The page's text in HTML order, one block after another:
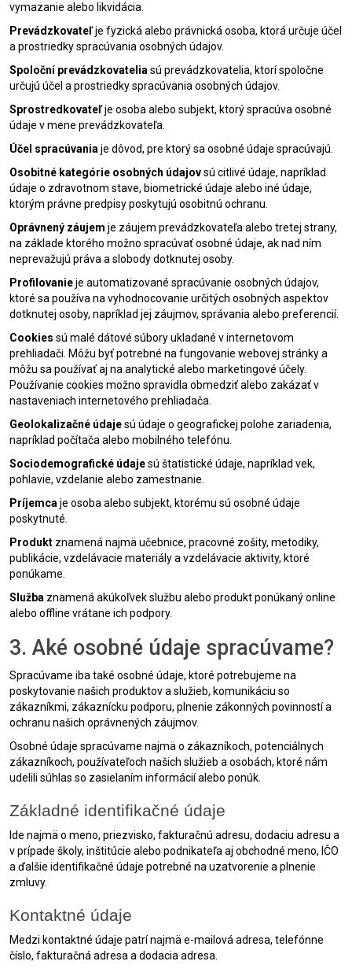
vymazanie alebo likvidácia.
Prevádzkovateľje fyzická alebo právnická osoba, ktorá určuje účel
a prostriedky spracúvania osobných údajov.
Spoloční prevádzkovatelia sú prevádzkovatelia, ktorí spoločne
určujú účel a prostriedky spracúvania osobných údajov.
Sprostredkovateľje osoba alebo subjekt, ktorý spracúva osobné
údaje v mene prevádzkovateľa.
Účel spracúvania je dôvod, pre ktorý sa osobné údaje spracúvajú.
Osobitné kategórie osobných údajovsú citlivé údaje, napríklad
údaje o zdravotnom stave, biometrické údaje alebo iné údaje,
ktorým právne predpisy poskytujú osobitnú ochranu.
Oprávnený záujem je záujem prevádzkovateľa alebo tretej strany,
na základe ktorého možno spracúvať osobné údaje, ak nad ním
neprevažujú práva a slobody dotknutej osoby.
Profilovanieje automatizované spracúvanie osobných údajov,
ktoré sa používa na vyhodnocovanie určitých osobných aspektov
dotknutej osoby, napríklad jej záujmov, správania alebo preferencií.
Cookies sú malé dátové súbory ukladané v internetovom
prehliadači. Môžu byť potrebné na fungovanie webovej stránky a
môžu sa používať aj na analytické alebo marketingové účely.
Používanie cookies možno spravidla obmedziť alebo zakázať v
nastaveniach internetového prehliadača.
Geolokalizačné údajesú údaje o geografickej polohe zariadenia,
napríklad počítača alebo mobilného telefónu.
Sociodemografické údajesú štatistické údaje, napríklad vek,
pohlavie, vzdelanie alebo zamestnanie.
Príjemca je osoba alebo subjekt, ktorému sú osobné údaje
poskytnuté.
Produkt znamená najmä učebnice, pracovné zošity, metodiky,
publikácie, vzdelávacie materiály a vzdelávacie aktivity, ktoré
ponúkame.
Služba znamená akúkoľvek službu alebo produkt ponúkaný online
alebo offline vrátane ich podpory.
3. Aké osobné údaje spracúvame?
Spracúvame iba také osobné údaje, ktoré potrebujeme na
poskytovanie našich produktov a služieb, komunikáciu so
zákazníkmi, zákaznícku podporu, plnenie zákonných povinností a
ochranu našich oprávnených záujmov.
Osobné údaje spracúvame najmä o zákazníkoch, potenciálnych
zákazníkoch, používateľoch našich služieb a osobách, ktoré nám
udelili súhlas so zasielaním informácií alebo ponúk.
Základné identifikačné údaje
Ide najmä o meno, priezvisko, fakturačnú adresu, dodaciu adresu a
v prípade školy, inštitúcie alebo podnikateľa aj obchodné meno, IČO
a ďalšie identifikačné údaje potrebné na uzatvorenie a plnenie
zmluvy.
Kontaktné údaje
Medzi kontaktné údaje patrí najmä e-mailová adresa, telefónne
číslo, fakturačná adresa a dodacia adresa.